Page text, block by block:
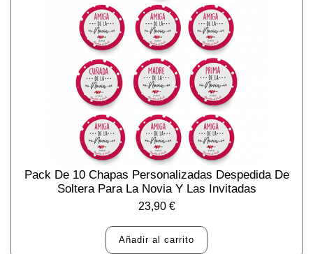
Pack De 10 Chapas Personalizadas Despedida De
Soltera Para La Novia Y Las Invitadas
23,90 €
Añadir al carrito